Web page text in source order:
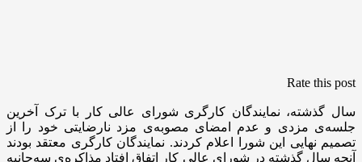
Rate this post
سال گذشته، نمایندگان کارگری شورای عالی کار با ترک آخرین
جلسه‌ی مزدی و عدم امضای مصوبه‌ی مزد نارضایتی خود را از
تصمیم نهایی این شورا اعلام کردند. نمایندگان کارگری معتقد بودند
آنچه سال گذشته در شورای عالی کار اتفاق افتاد مذاکره‌ی سه‌جانبه